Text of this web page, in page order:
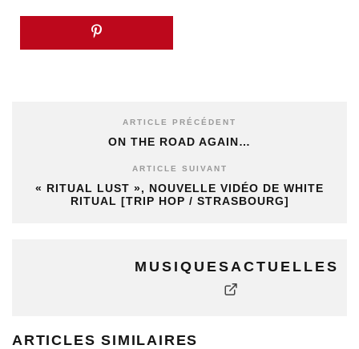
ARTICLE PRÉCÉDENT
ON THE ROAD AGAIN…
ARTICLE SUIVANT
« RITUAL LUST », NOUVELLE VIDÉO DE WHITE
RITUAL [TRIP HOP / STRASBOURG]
MUSIQUESACTUELLES
ARTICLES SIMILAIRES